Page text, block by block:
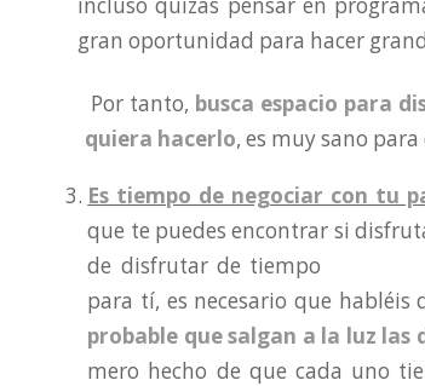
incluso quizás pensar en
gran oportunidad para hacer
Por tanto, busca espacio para
quiera hacerlo, es muy sano
Es tiempo de negociar con tu
que te puedes encontrar si
de disfrutar de tiempo
para tí, es necesario que habléis
probable que salgan a la luz las
mero hecho de que cada uno